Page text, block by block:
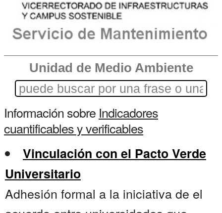
Unidad de Medio Ambiente
Información sobre Indicadores
cuantificables y verificables
Vinculación con el Pacto Verde
Universitario
Adhesión formal a la iniciativa de el